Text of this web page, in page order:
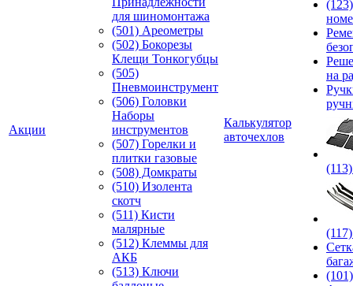
Акции
для шиномонтажа
(501) Ареометры
(502) Бокорезы
Клещи Тонкогубцы
(505)
Пневмоинструмент
(506) Головки
Наборы
инструментов
(507) Горелки и
плитки газовые
(508) Домкраты
(510) Изолента
скотч
(511) Кисти
малярные
(512) Клеммы для
АКБ
(513) Ключи
Калькулятор
авточехлов
на
(101)